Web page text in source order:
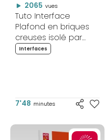
2065 vues
Tuto Interface
Plafond en briques
creuses isolé par
soufflage /Mur isolé
Interfaces
7'48 minutes